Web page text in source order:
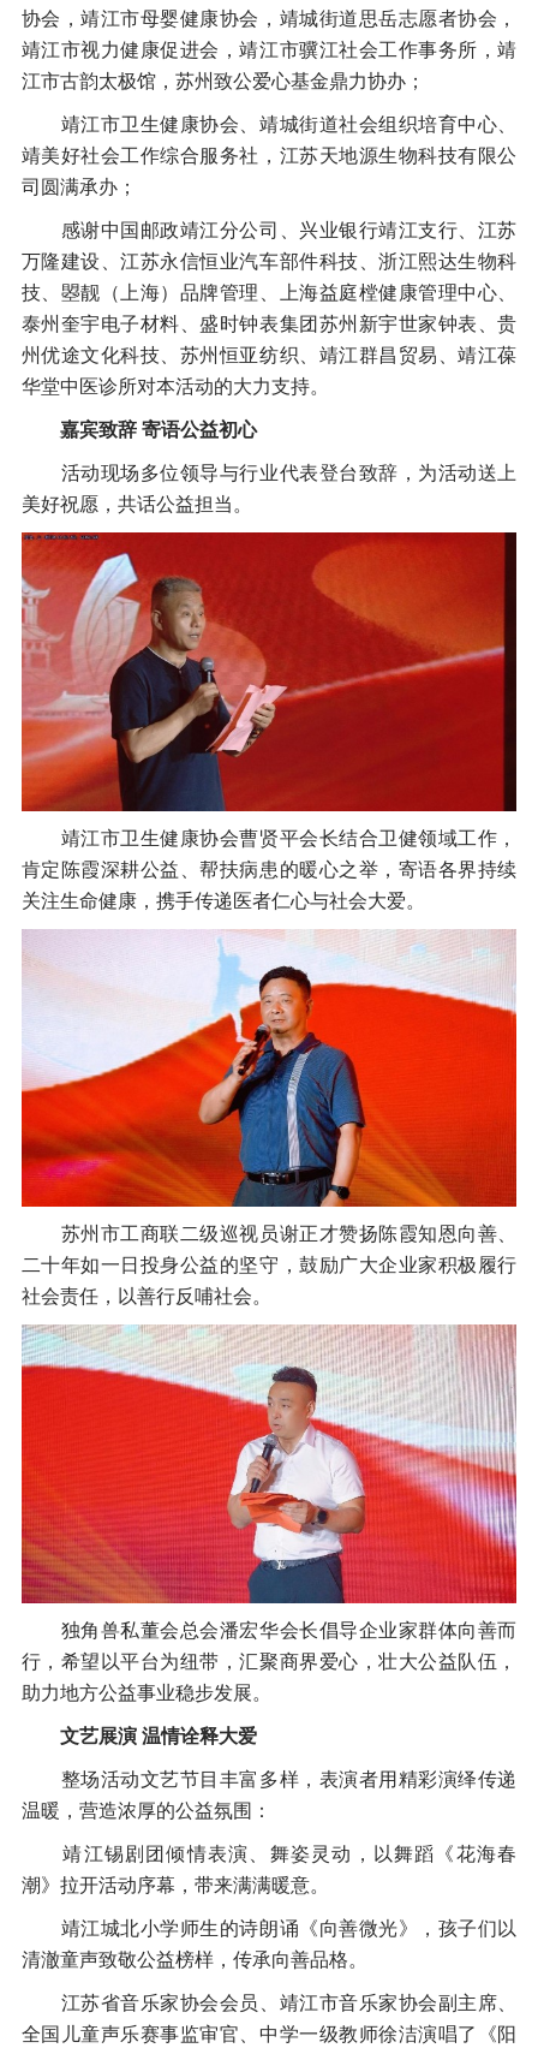
协会，靖江市母婴健康协会，靖城街道思岳志愿者协会，
靖江市视力健康促进会，靖江市骥江社会工作事务所，靖
江市古韵太极馆，苏州致公爱心基金鼎力协办；
靖江市卫生健康协会、靖城街道社会组织培育中心、
靖美好社会工作综合服务社，江苏天地源生物科技有限公
司圆满承办；
感谢中国邮政靖江分公司、兴业银行靖江支行、江苏
万隆建设、江苏永信恒业汽车部件科技、浙江熙达生物科
技、曌靓（上海）品牌管理、上海益庭樘健康管理中心、
泰州奎宇电子材料、盛时钟表集团苏州新宇世家钟表、贵
州优途文化科技、苏州恒亚纺织、靖江群昌贸易、靖江葆
华堂中医诊所对本活动的大力支持。
嘉宾致辞 寄语公益初心
活动现场多位领导与行业代表登台致辞，为活动送上
美好祝愿，共话公益担当。
靖江市卫生健康协会曹贤平会长结合卫健领域工作，
肯定陈霞深耕公益、帮扶病患的暖心之举，寄语各界持续
关注生命健康，携手传递医者仁心与社会大爱。
苏州市工商联二级巡视员谢正才赞扬陈霞知恩向善、
二十年如一日投身公益的坚守，鼓励广大企业家积极履行
社会责任，以善行反哺社会。
独角兽私董会总会潘宏华会长倡导企业家群体向善而
行，希望以平台为纽带，汇聚商界爱心，壮大公益队伍，
助力地方公益事业稳步发展。
文艺展演 温情诠释大爱
整场活动文艺节目丰富多样，表演者用精彩演绎传递
温暖，营造浓厚的公益氛围：
靖江锡剧团倾情表演、舞姿灵动，以舞蹈《花海春
潮》拉开活动序幕，带来满满暖意。
靖江城北小学师生的诗朗诵《向善微光》，孩子们以
清澈童声致敬公益榜样，传承向善品格。
江苏省音乐家协会会员、靖江市音乐家协会副主席、
全国儿童声乐赛事监审官、中学一级教师徐洁演唱了《阳